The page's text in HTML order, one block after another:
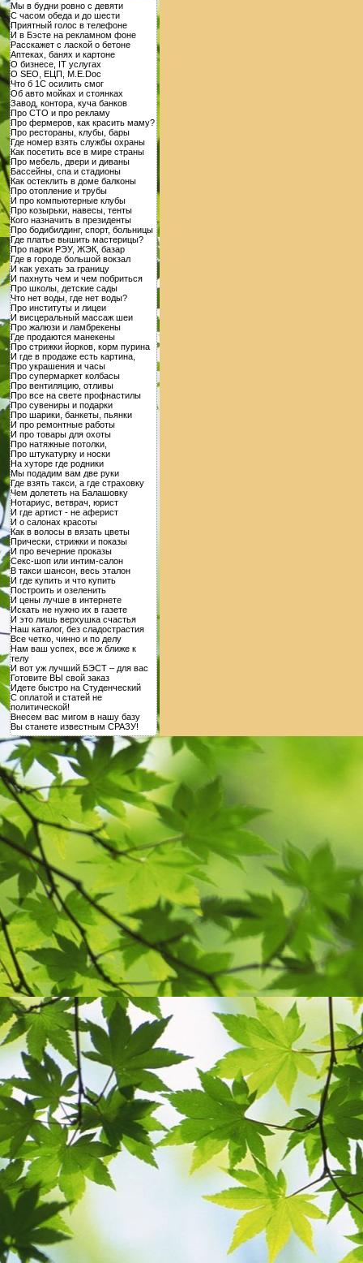
Мы в будни ровно с девяти
С часом обеда и до шести
Приятный голос в телефоне
И в Бэсте на рекламном фоне
Расскажет с лаской о бетоне
Аптеках, банях и картоне
О бизнесе, IT услугах
О SEO, ЕЦП, M.E.Doc
Что б 1С осилить смог
Об авто мойках и стоянках
Завод, контора, куча банков
Про СТО и про рекламу
Про фермеров, как красить маму?
Про рестораны, клубы, бары
Где номер взять службы охраны
Как посетить все в мире страны
Про мебель, двери и диваны
Бассейны, спа и стадионы
Как остеклить в доме балконы
Про отопление и трубы
И про компьютерные клубы
Про козырьки, навесы, тенты
Кого назначить в президенты
Про бодибилдинг, спорт, больницы
Где платье вышить мастерицы?
Про парки РЭУ, ЖЭК, базар
Где в городе большой вокзал
И как уехать за границу
И пахнуть чем и чем побриться
Про школы, детские сады
Что нет воды, где нет воды?
Про институты и лицеи
И висцеральный массаж шеи
Про жалюзи и ламбрекены
Где продаются манекены
Про стрижки йорков, корм пурина
И где в продаже есть картина,
Про украшения и часы
Про супермаркет колбасы
Про вентиляцию, отливы
Про все на свете профнастилы
Про сувениры и подарки
Про шарики, банкеты, пьянки
И про ремонтные работы
И про товары для охоты
Про натяжные потолки,
Про штукатурку и носки
На хуторе где родники
Мы подадим вам две руки
Где взять такси, а где страховку
Чем долететь на Балашовку
Нотариус, ветврач, юрист
И где артист - не аферист
И о салонах красоты
Как в волосы в вязать цветы
Прически, стрижки и показы
И про вечерние проказы
Секс-шоп или интим-салон
В такси шансон, весь эталон
И где купить и что купить
Построить и озеленить
И цены лучше в интернете
Искать не нужно их в газете
И это лишь верхушка счастья
Наш каталог, без сладострастия
Все четко, чинно и по делу
Нам ваш успех, все ж ближе к
телу
И вот уж лучший БЭСТ – для вас
Готовите ВЫ свой заказ
Идете быстро на Студенческий
С оплатой и статей не
политической!
Внесем вас мигом в нашу базу
Вы станете известным СРАЗУ!